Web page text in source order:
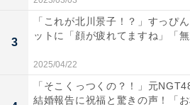
3
「これが北川景子！？」すっぴ
ットに「顔が疲れてますね」「
2025/04/22
「そこくっつくの？！」元
結婚報告に祝福と驚きの声！「